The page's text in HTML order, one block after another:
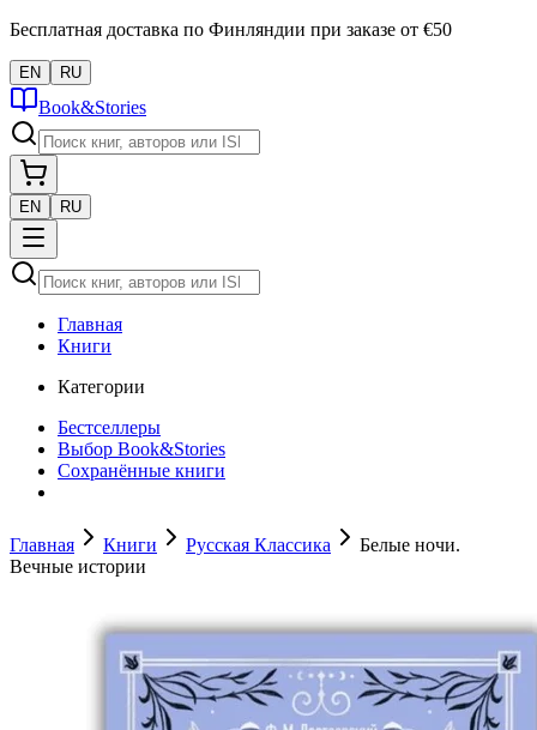
Бесплатная доставка по Финляндии при заказе от €50
EN RU
Book&Stories
EN RU
Главная
Книги
Категории
Бестселлеры
Выбор Book&Stories
Сохранённые книги
Главная Книги Русская Классика
Белые ночи.
Вечные истории